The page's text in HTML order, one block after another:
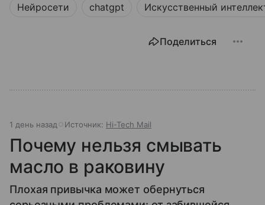
Нейросети chatgpt Искусственный
Поделиться
1 день назад Источник: Hi-Tech Mail
Почему нельзя смывать
масло в раковину
Плохая привычка может обернуться